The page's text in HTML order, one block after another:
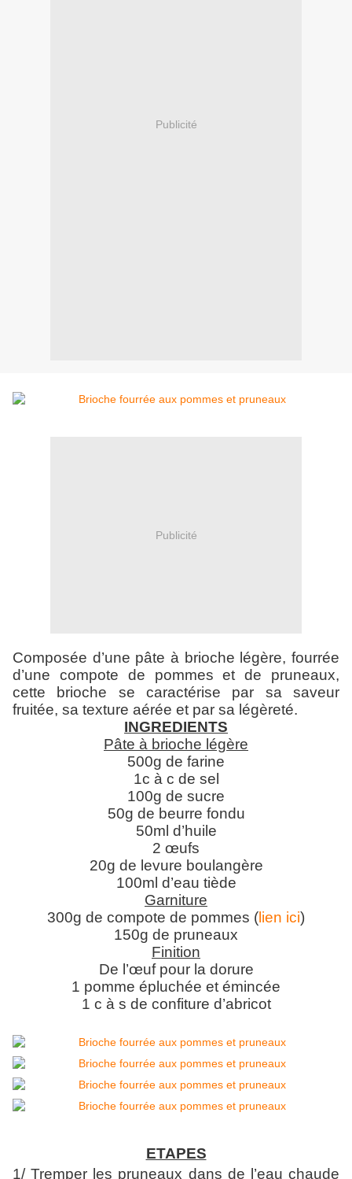
Publicité
Publicité
Composée d’une pâte à brioche légère, fourrée
d’une compote de pommes et de pruneaux,
cette brioche se caractérise par sa saveur
fruitée, sa texture aérée et par sa légèreté.
INGREDIENTS
Pâte à brioche légère
500g de farine
1c à c de sel
100g de sucre
50g de beurre fondu
50ml d’huile
2 œufs
20g de levure boulangère
100ml d’eau tiède
Garniture
300g de compote de pommes ( lien ici)
150g de pruneaux
Finition
De l’œuf pour la dorure
1 pomme épluchée et émincée
1 c à s de confiture d’abricot
ETAPES
1/ Tremper les pruneaux dans de l’eau chaude